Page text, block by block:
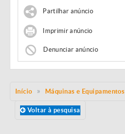
Partilhar anúncio
Imprimir anúncio
Denunciar anúncio
Início Máquinas e Equipamentos
Voltar à pesquisa